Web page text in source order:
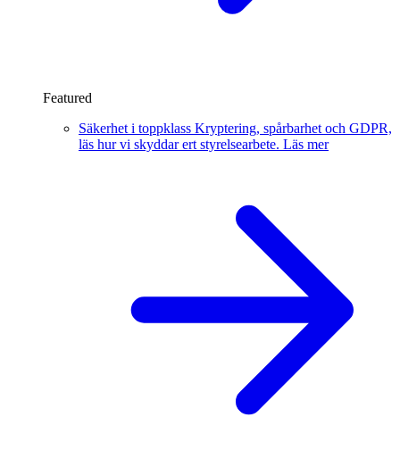
Featured
Säkerhet i toppklass Kryptering, spårbarhet och GDPR,
läs hur vi skyddar ert styrelsearbete. Läs mer